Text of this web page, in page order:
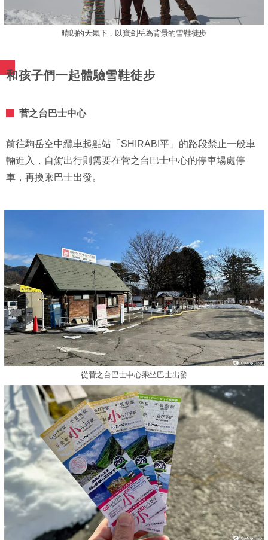
晴朗的天氣下，以寶劍岳為背景的雪鞋徒步
和孩子們一起體驗雪鞋徒步
菅之台巴士中心
前往駒岳空中纜車起點站「SHIRABI平」的路段禁止一般車
輛進入，自駕出行則需要在菅之台巴士中心的停車場處停
車，再換乘巴士出發。
從菅之台巴士中心乘坐巴士出發